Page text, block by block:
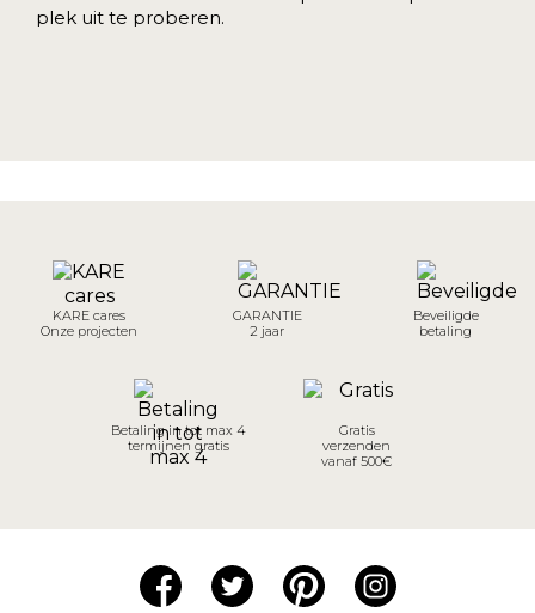
plek uit te proberen.
KARE cares
Onze projecten
GARANTIE
2 jaar
Beveiligde
betaling
Betaling in tot max 4
termijnen gratis
Gratis
verzenden
vanaf 500€